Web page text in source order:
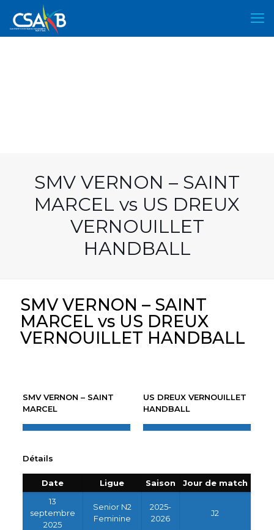
SMV VERNON – SAINT
MARCEL vs US DREUX
VERNOUILLET
HANDBALL
SMV VERNON – SAINT
MARCEL vs US DREUX
VERNOUILLET HANDBALL
SMV VERNON – SAINT
MARCEL
US DREUX VERNOUILLET
HANDBALL
Détails
Date Ligue Saison
Jour de match
13
septembre
2025
Senior N2
Feminine
2025-
2026
J2